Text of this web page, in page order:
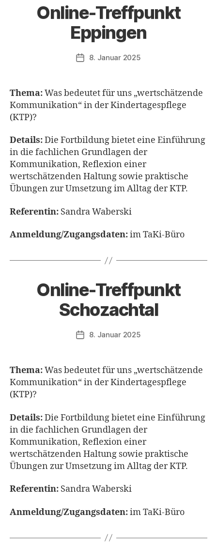
Online-Treffpunkt
Eppingen
Veröffentlichungsdatum
8. Januar 2025
Thema:Was bedeutet für uns „wertschätzende
Kommunikation“ in der Kindertagespflege
(KTP)?
Details:Die Fortbildung bietet eine Einführung
in die fachlichen Grundlagen der
Kommunikation, Reflexion einer
wertschätzenden Haltung sowie praktische
Übungen zur Umsetzung im Alltag der KTP.
Referentin: Sandra Waberski
Anmeldung/Zugangsdaten:im TaKi-Büro
Online-Treffpunkt
Schozachtal
Veröffentlichungsdatum
8. Januar 2025
Thema:Was bedeutet für uns „wertschätzende
Kommunikation“ in der Kindertagespflege
(KTP)?
Details:Die Fortbildung bietet eine Einführung
in die fachlichen Grundlagen der
Kommunikation, Reflexion einer
wertschätzenden Haltung sowie praktische
Übungen zur Umsetzung im Alltag der KTP.
Referentin: Sandra Waberski
Anmeldung/Zugangsdaten:im TaKi-Büro